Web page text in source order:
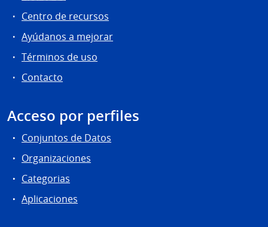
Centro de recursos
Ayúdanos a mejorar
Términos de uso
Contacto
Acceso por perfiles
Conjuntos de Datos
Organizaciones
Categorias
Aplicaciones